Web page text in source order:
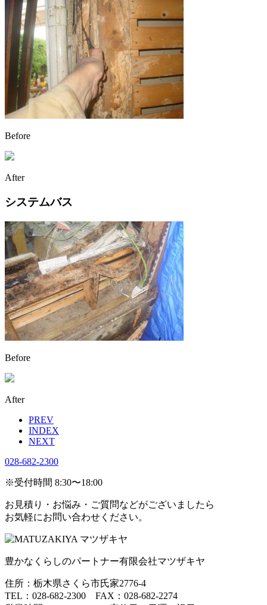
Before
After
システムバス
Before
After
PREV
INDEX
NEXT
028-682-2300
※受付時間 8:30〜18:00
お見積り・お悩み・ご質問などがございましたら
お気軽にお問い合わせください。
豊かなくらしのパートナー有限会社マツザキヤ
住所：栃木県さくら市氏家2776-4
TEL：028-682-2300 FAX：028-682-2274